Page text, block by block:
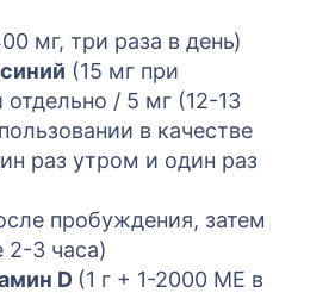
мг, три раза в день)
(15 мг при
отдельно / 5 мг (12-13
в качестве
раз утром и один раз
пробуждения, затем
3 часа)
D (1 г + 1-2000 МЕ в